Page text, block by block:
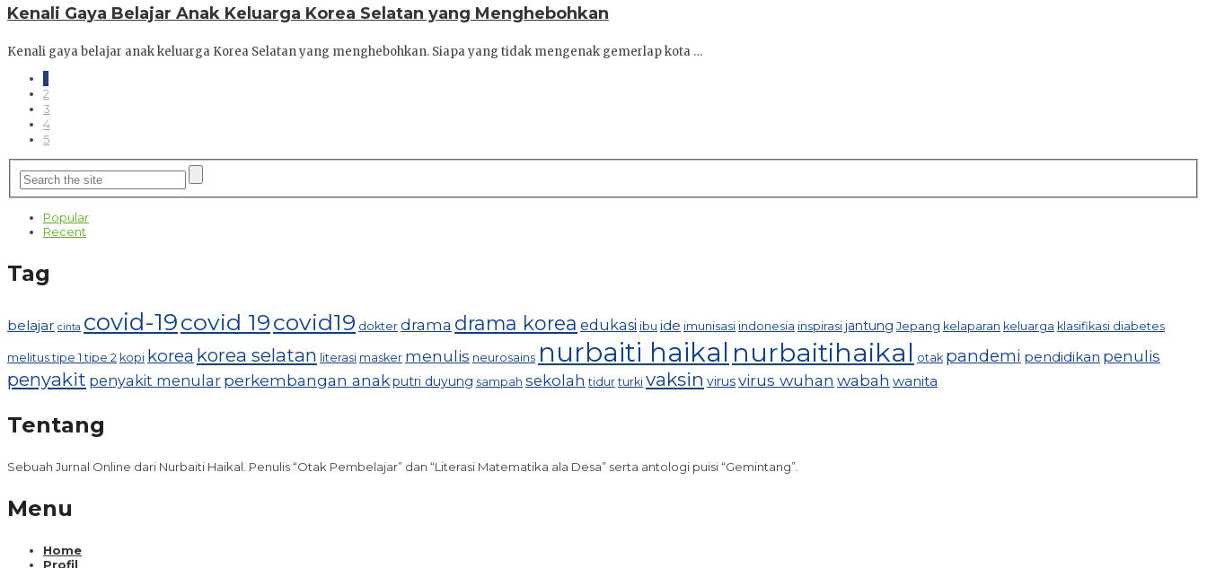
Kenali Gaya Belajar Anak Keluarga Korea Selatan yang Menghebohkan
Kenali gaya belajar anak keluarga Korea Selatan yang menghebohkan. Siapa yang tidak mengenak gemerlap kota …
1
2
3
4
5
Popular
Recent
Tag
belajar cinta covid-19covid 19covid19 dokter drama drama korea edukasi ibu ide imunisasi indonesia inspirasi jantung Jepang kelaparan keluarga klasifikasi diabetes
melitus tipe 1 tipe 2 kopi korea korea selatan literasi masker menulis neurosains nurbaiti haikal nurbaitihaikal otak pandemi pendidikan penulis
penyakit penyakit menular perkembangan anakputri duyung sampah sekolah tidur turki vaksin virusvirus wuhan wabah wanita
Tentang
Sebuah Jurnal Online dari Nurbaiti Haikal. Penulis “Otak Pembelajar” dan “Literasi Matematika ala Desa” serta antologi puisi “Gemintang”.
Menu
Home
Profil